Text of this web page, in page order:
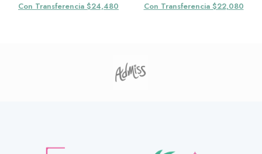
Con Transferencia $24,480 Con Transferencia $22,080